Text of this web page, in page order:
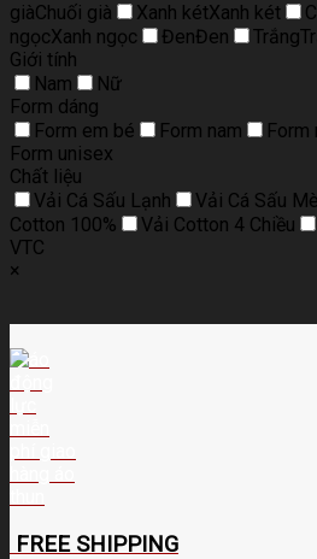
giàChuối già Xanh kétXanh két
ngọcXanh ngọc ĐenĐen Trắng
Giới tính
Nam
Nữ
Form dáng
Form em bé
Form nam Form
Form unisex
Chất liệu
Vải Cá Sấu Lạnh
Vải Cá Sấu Mè
Cotton 100%
Vải Cotton 4 Chiều
VTC
×
FREE SHIPPING